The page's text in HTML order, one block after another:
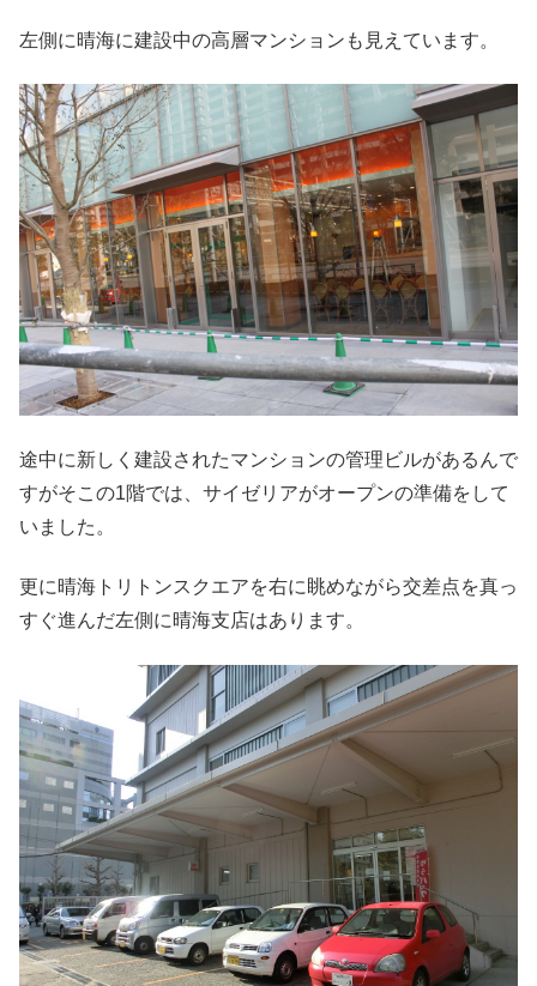
左側に晴海に建設中の高層マンションも見えています。
途中に新しく建設されたマンションの管理ビルがあるんで
すがそこの1階では、サイゼリアがオープンの準備をして
いました。
更に晴海トリトンスクエアを右に眺めながら交差点を真っ
すぐ進んだ左側に晴海支店はあります。